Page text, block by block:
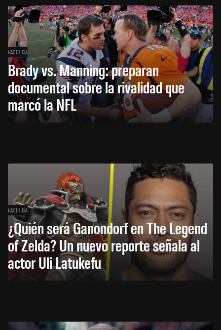
HACE 1 DÍA
Brady vs. Manning: preparan
documental sobre la rivalidad que
marcó la NFL
HACE 1 DÍA
¿Quién será Ganondorf en The Legend
of Zelda? Un nuevo reporte señala al
actor Uli Latukefu